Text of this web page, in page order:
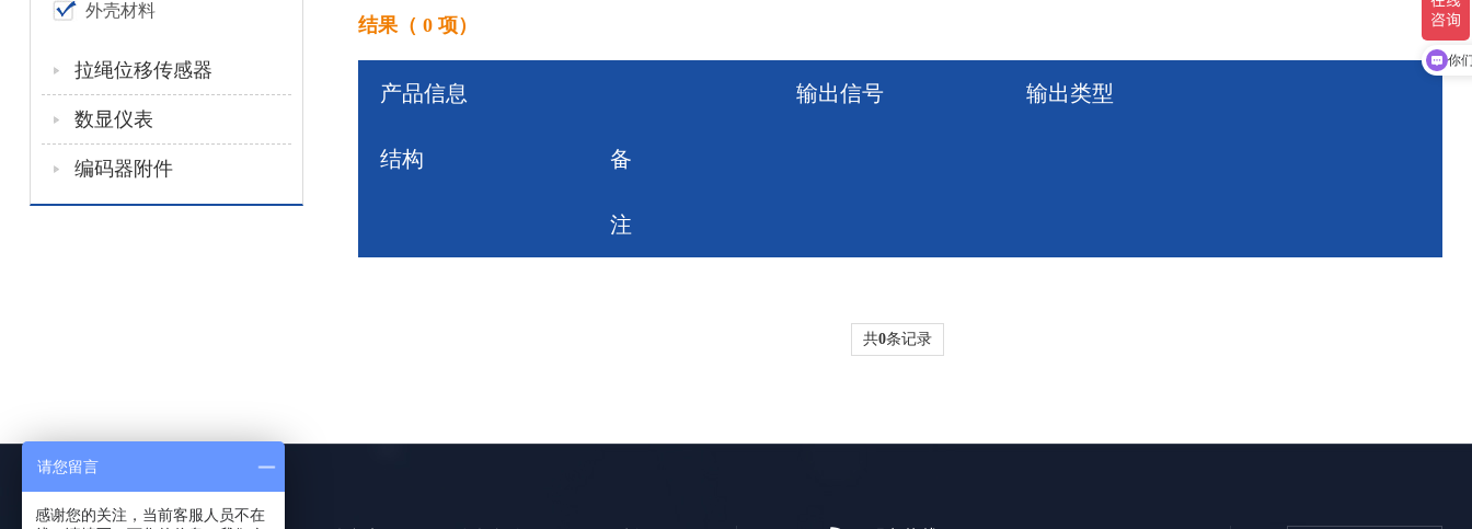
外壳材料
拉绳位移传感器
数显仪表
编码器附件
结果（ 0 项）
产品信息 输出信号 输出类型
结构 备
注
共0条记录
你
请您留言
感谢您的关注，当前客服人员不在